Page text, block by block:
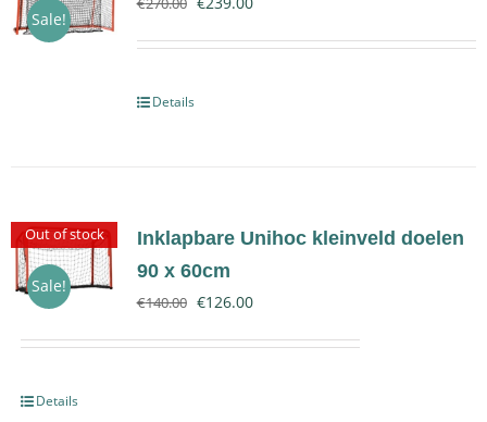
Sale!
Details
Out of stock
Sale!
Inklapbare Unihoc kleinveld doelen
90 x 60cm
€140.00 €126.00
Details